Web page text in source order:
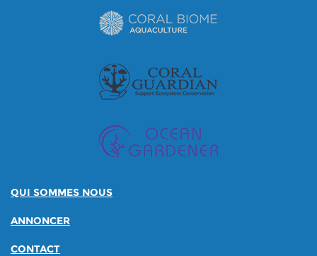
QUI SOMMES NOUS
ANNONCER
CONTACT